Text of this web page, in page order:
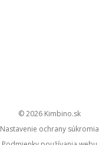
© 2026
kimbino.sk
Nastavenie ochrany súkromia